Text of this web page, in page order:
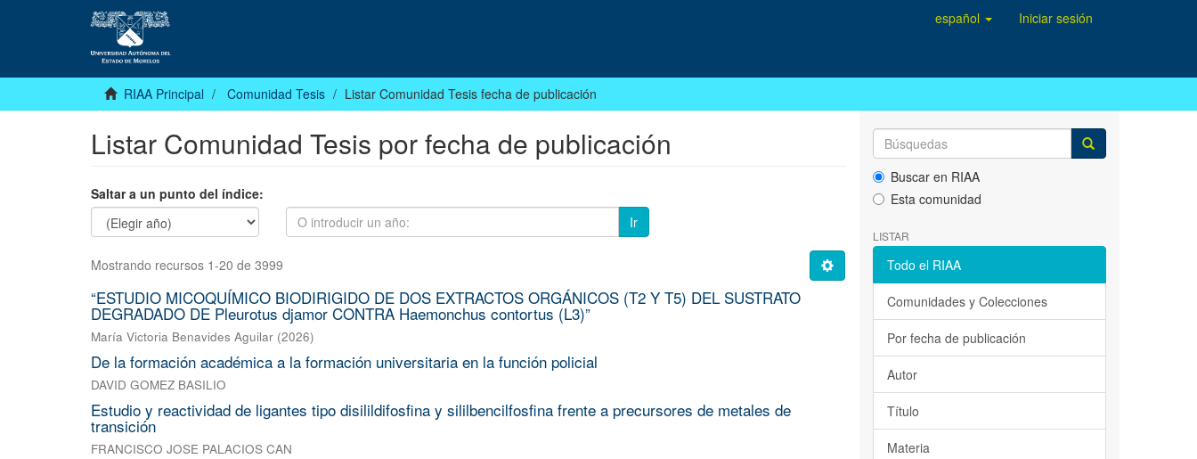
español Iniciar sesión
RIAA Principal Comunidad Tesis Listar Comunidad Tesis fecha de publicación
Listar Comunidad Tesis por fecha de publicación
Saltar a un punto del índice:
Ir
Mostrando recursos 1-20 de 3999
“ESTUDIO MICOQUÍMICO BIODIRIGIDO DE DOS EXTRACTOS ORGÁNICOS (T2 Y T5) DEL SUSTRATO
DEGRADADO DE Pleurotus djamor CONTRA Haemonchus contortus (L3)”
María Victoria Benavides Aguilar (2026)
De la formación académica a la formación universitaria en la función policial
DAVID GOMEZ BASILIO
Estudio y reactividad de ligantes tipo disilildifosfina y sililbencilfosfina frente a precursores de metales de
transición
FRANCISCO JOSE PALACIOS CAN
Buscar en RIAA
Esta comunidad
LISTAR
Todo el RIAA
Comunidades y Colecciones
Por fecha de publicación
Autor
Título
Materia